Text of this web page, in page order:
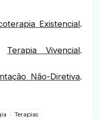
Existencial.
Terapia Vivencial.
Não-Diretiva.
Terapias